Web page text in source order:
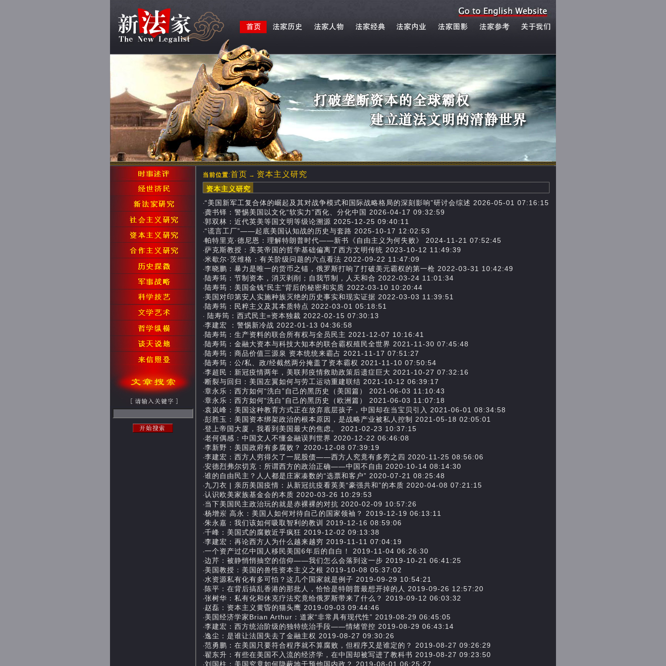
当前位置:首页 → 资本主义研究
资本主义研究
·“美国新军工复合体的崛起及其对战争模式和国际战略格局的深刻影响”研讨会综述 2026-05-01 07:16:15
·龚书铎：警惕美国以文化“软实力”西化、分化中国 2026-04-17 09:32:59
·郭双林：近代英美等国文明等级论溯源 2025-12-25 09:40:11
·“谎言工厂”——起底美国认知战的历史与套路 2025-10-17 12:02:53
·帕特里克·德尼恩：理解特朗普时代——新书《自由主义为何失败》 2024-11-21 07:52:45
·萨克斯教授：美英帝国的哲学基础偏离了西方文明传统 2023-10-12 11:49:39
·米歇尔·茨维格：有关阶级问题的六点看法 2022-09-22 11:47:09
·李晓鹏：暴力是唯一的货币之锚，俄罗斯打响了打破美元霸权的第一枪 2022-03-31 10:42:49
· 陆寿筠：节制资本，消灭剥削；自我节制，人天和合 2022-03-24 11:01:34
· 陆寿筠：美国金钱“民主”背后的秘密和实质 2022-03-10 10:20:44
·美国对印第安人实施种族灭绝的历史事实和现实证据 2022-03-03 11:39:51
· 陆寿筠：民粹主义及其本质特点 2022-03-01 05:18:51
· 陆寿筠：西式民主=资本独裁 2022-02-15 07:30:13
·李建宏 ：警惕新冷战 2022-01-13 04:36:58
· 陆寿筠：生产资料的联合所有权与全员民主 2021-12-07 10:16:41
· 陆寿筠：金融大资本与科技大知本的联合霸权殖民全世界 2021-11-30 07:45:48
· 陆寿筠：商品价值三源泉 资本统统来霸占 2021-11-17 07:51:27
· 陆寿筠：公/私、政/经截然两分掩盖了资本霸权 ​ 2021-11-10 07:50:54
·李超民：新冠疫情两年，美联邦疫情救助政策后遗症巨大 2021-10-27 07:32:16
·断裂与回归：美国左翼如何与劳工运动重建联结 2021-10-12 06:39:17
·章永乐：西方如何“洗白”自己的黑历史（美国篇） 2021-06-03 11:10:43
·章永乐：西方如何“洗白”自己的黑历史（欧洲篇） 2021-06-03 11:07:18
·袁岚峰：美国这种教育方式正在放弃底层孩子，中国却在当宝贝引入 2021-06-01 08:34:58
·彭胜玉：美国资本绑架政治的根本原因，是战略产业被私人控制 2021-05-18 02:05:01
·登上帝国大厦，我看到美国最大的焦虑。 2021-02-23 10:37:15
·老何偶感：中国文人不懂金融误判世界 2020-12-22 06:46:08
·李新野：美国政府有多腐败？ 2020-12-08 07:39:19
·李建宏：西方人穷得欠了一屁股债——西方人究竟有多穷之四 2020-11-25 08:56:06
·安德烈弗尔切克：所谓西方的政治正确——中国不自由 2020-10-14 08:14:30
·谁的自由民主？人人都是庄家凑数的“选票和客户” 2020-07-21 08:25:48
·九刀衣 | 亲历美国疫情：从新冠抗疫看英美“豪强共和”的本质 2020-04-08 07:21:15
·认识欧美家族基金会的本质 2020-03-26 10:29:53
·当下美国民主政治玩的就是赤裸裸的对抗 2020-02-09 10:57:26
·杨增岽 高永：美国人如何对待自己的国家领袖？ 2019-12-19 06:13:11
·朱永嘉：我们该如何吸取智利的教训 2019-12-16 08:59:06
·千峰：美国式的腐败近乎疯狂 2019-12-02 09:13:38
·李建宏：再论西方人为什么越来越穷 2019-11-11 07:04:19
·一个资产过亿中国人移民美国6年后的自白！ 2019-11-04 06:26:30
·边芹：被静悄悄抽空的信仰——我们怎么会落到这一步 2019-10-21 06:41:25
·美国教授：美国的兽性资本主义之根 2019-10-08 05:37:02
·水资源私有化有多可怕？这几个国家就是例子 2019-09-29 10:54:21
· 陈平：在背后搞乱香港的那批人，恰恰是特朗普最想开掉的人 2019-09-26 12:57:20
·张树华：私有化和休克疗法究竟给俄罗斯带来了什么？ 2019-09-12 06:03:32
·赵磊：资本主义黄昏的猫头鹰 2019-09-03 09:44:46
·美国经济学家Brian Arthur：道家“非常具有现代性” 2019-08-29 06:45:05
·李建宏：西方统治阶级的独特统治手段——情绪管控 2019-08-29 06:43:14
·逸尘：是谁让法国失去了金融主权 2019-08-27 09:30:26
·范勇鹏：在美国只要符合程序就不算腐败，但程序又是谁定的？ 2019-08-27 09:26:29
·翟东升：有些在美国不入流的经济学，在中国却被写进了教科书 2019-08-27 09:23:50
·刘国柱：美国究竟如何隐蔽地干预他国内政？ 2019-08-01 06:25:27